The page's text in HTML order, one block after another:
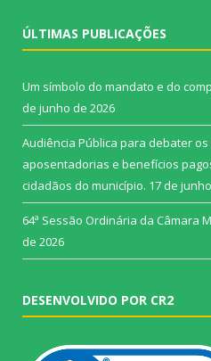
ÚLTIMAS PUBLICAÇÕES
Um símbolo do mandato e do
de junho de 2026
Audiência Pública para debater
aposentadorias e benefícios
cidadãos do município. 17 de
64ª Sessão Ordinária da Câmara
de 2026
DESENVOLVIDO POR CR2